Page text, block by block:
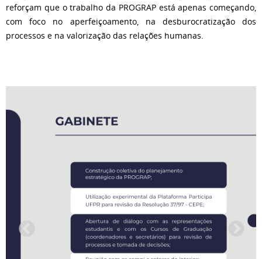
reforçam que o trabalho da PROGRAP está apenas começando,
com foco no aperfeiçoamento, na desburocratização dos
processos e na valorização das relações humanas.